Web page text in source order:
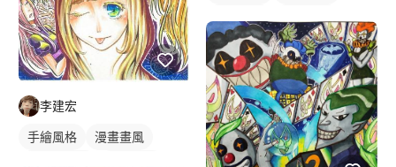
李建宏
手繪風格
漫畫畫風